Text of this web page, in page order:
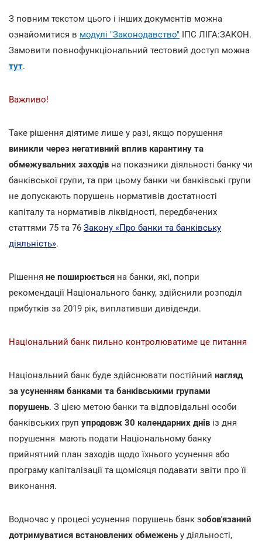
З повним текстом цього і інших документів можна
ознайомитися в модулі "Законодавство" ІПС ЛІГА:ЗАКОН.
Замовити повнофункціональний тестовий доступ можна
тут.
Важливо!
Таке рішення діятиме лише у разі, якщо порушення
виникли через негативний вплив карантину та
обмежувальних заходів на показники діяльності банку чи
банківської групи, та при цьому банки чи банківські групи
не допускають порушень нормативів достатності
капіталу та нормативів ліквідності, передбачених
статтями 75 та 76 Закону «Про банки та банківську
діяльність».
Рішення не поширюється на банки, які, попри
рекомендації Національного банку, здійснили розподіл
прибутків за 2019 рік, виплативши дивіденди.
Національний банк пильно контролюватиме це питання
Національний банк буде здійснювати постійний нагляд
за усуненням банками та банківськими групами
порушень. З цією метою банки та відповідальні особи
банківських груп упродовж 30 календарних днів із дня
порушення мають подати Національному банку
прийнятний план заходів щодо їхнього усунення або
програму капіталізації та щомісяця подавати звіти про її
виконання.
Водночас у процесі усунення порушень банк зобов'язаний
дотримуватися встановлених обмежень у діяльності,